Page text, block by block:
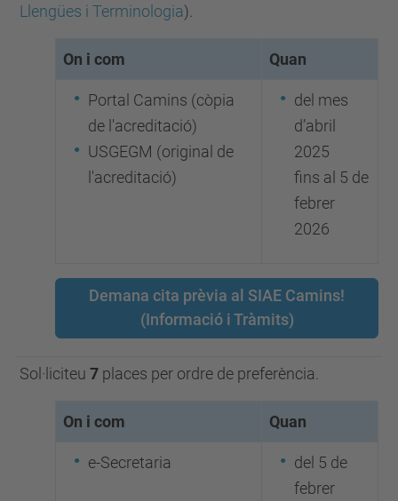
Llengües i Terminologia).
On i com Quan
Portal Camins (còpia
de l'acreditació)
USGEGM (original de
l'acreditació)
del mes
d’abril
2025
fins al 5 de
febrer
2026
Demana cita prèvia al SIAE Camins!
(Informació i Tràmits)
Sol·liciteu 7 places per ordre de preferència.
On i com Quan
e-Secretaria
del 5 de
febrer